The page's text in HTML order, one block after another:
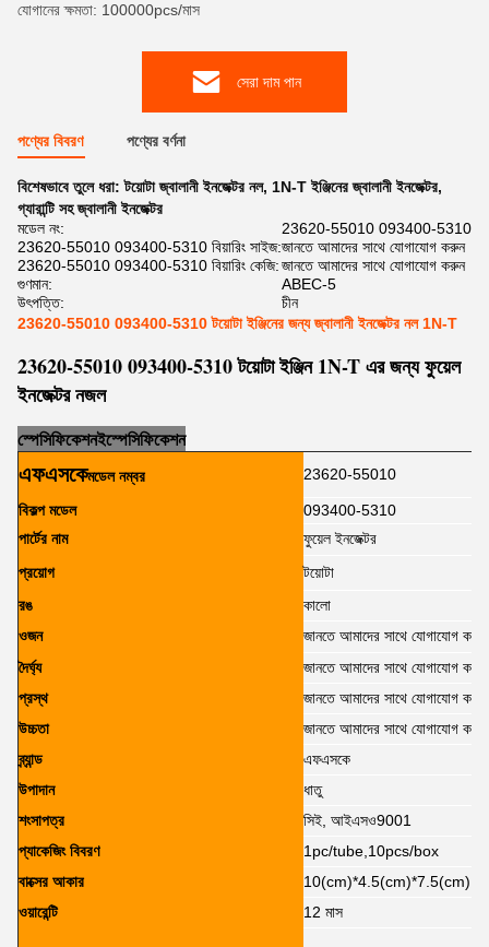
যোগানের ক্ষমতা: 100000pcs/মাস
সেরা দাম পান
পণ্যের বিবরণ পণ্যের বর্ণনা
বিশেষভাবে তুলে ধরা:টয়োটা জ্বালানী ইনজেক্টর নল, 1N-T ইঞ্জিনের জ্বালানী ইনজেক্টর,
গ্যারান্টি সহ জ্বালানী ইনজেক্টর
মডেল নং:
23620-55010 093400-5310
23620-55010 093400-5310 বিয়ারিং সাইজ:জানতে আমাদের সাথে যোগাযোগ করুন
23620-55010 093400-5310 বিয়ারিং কেজি:জানতে আমাদের সাথে যোগাযোগ করুন
গুণমান:
ABEC-5
উৎপত্তি:
চীন
23620-55010 093400-5310 টয়োটা ইঞ্জিনের জন্য জ্বালানী ইনজেক্টর নল 1N-T
23620-55010 093400-5310 টয়োটা ইঞ্জিন 1N-T এর জন্য ফুয়েল
ইনজেক্টর নজল
স্পেসিফিকেশনইস্পেসিফিকেশন
এফএসকেমডেল নম্বর 23620-55010
বিকল্প মডেল
093400-5310
পার্টের নাম
ফুয়েল ইনজেক্টর
প্রয়োগ
টয়োটা
রঙ
কালো
ওজন
জানতে আমাদের সাথে যোগাযোগ করুন
দৈর্ঘ্য
জানতে আমাদের সাথে যোগাযোগ করুন
প্রস্থ
জানতে আমাদের সাথে যোগাযোগ করুন
উচ্চতা
জানতে আমাদের সাথে যোগাযোগ করুন
ব্র্যান্ড
এফএসকে
উপাদান
ধাতু
শংসাপত্র
সিই, আইএসও9001
প্যাকেজিং বিবরণ
1pc/tube,10pcs/box
বাক্সের আকার
10(cm)*4.5(cm)*7.5(cm)
ওয়ারেন্টি
12 মাস